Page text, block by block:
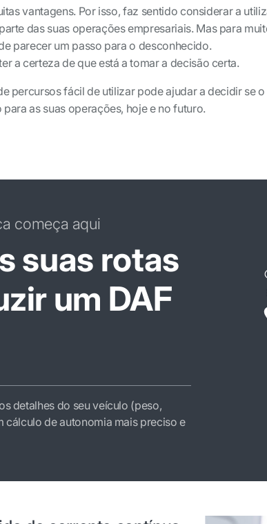
vantagens. Por isso, faz sentido considerar a
das suas operações empresariais. Mas para
parecer um passo para o desconhecido.
a certeza de que está a tomar a decisão certa.
percursos fácil de utilizar pode ajudar a decidir se o
as suas operações, hoje e no futuro.
suas rotas
um DAF
começa aqui
detalhes do seu veículo (peso,
cálculo de autonomia mais preciso e